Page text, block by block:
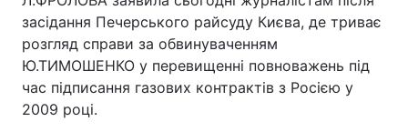
засідання Печерського райсуду Києва, де триває
розгляд справи за обвинуваченням
Ю.ТИМОШЕНКО у перевищенні повноважень під
час підписання газових контрактів з Росією у
2009 році.